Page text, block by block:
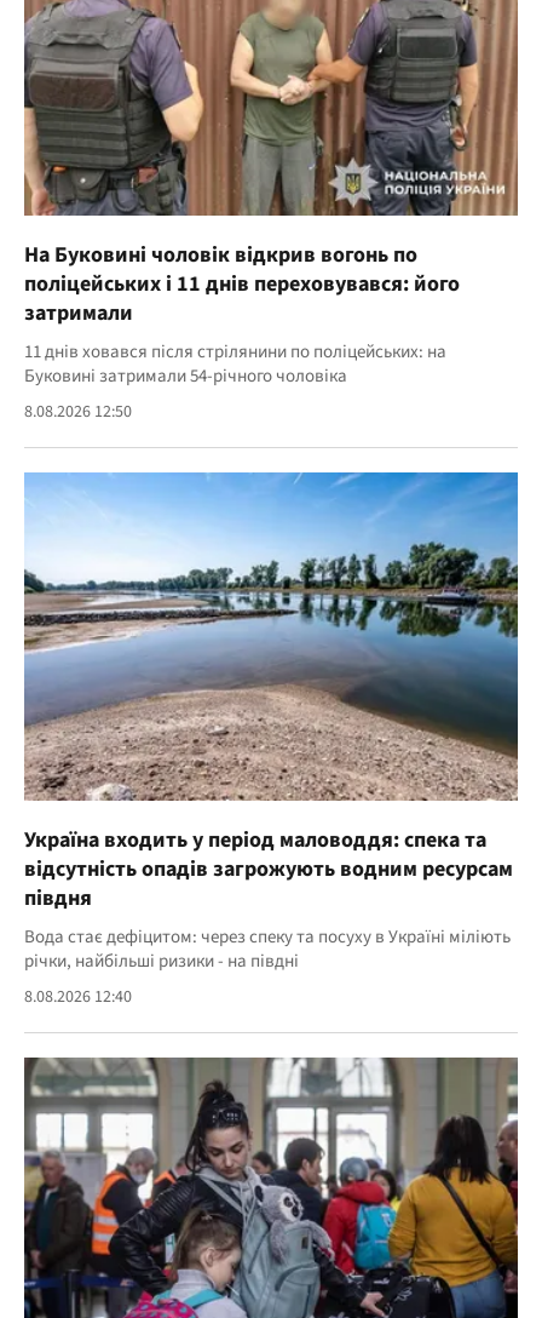
На Буковині чоловік відкрив вогонь по
поліцейських і 11 днів переховувався: його
затримали
11 днів ховався після стрілянини по поліцейських: на
Буковині затримали 54-річного чоловіка
8.08.2026 12:50
Україна входить у період маловоддя: спека та
відсутність опадів загрожують водним ресурсам
півдня
Вода стає дефіцитом: через спеку та посуху в Україні міліють
річки, найбільші ризики - на півдні
8.08.2026 12:40